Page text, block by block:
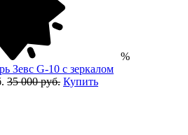
%
Зевс G-10 с зеркалом
35 000 руб. Купить